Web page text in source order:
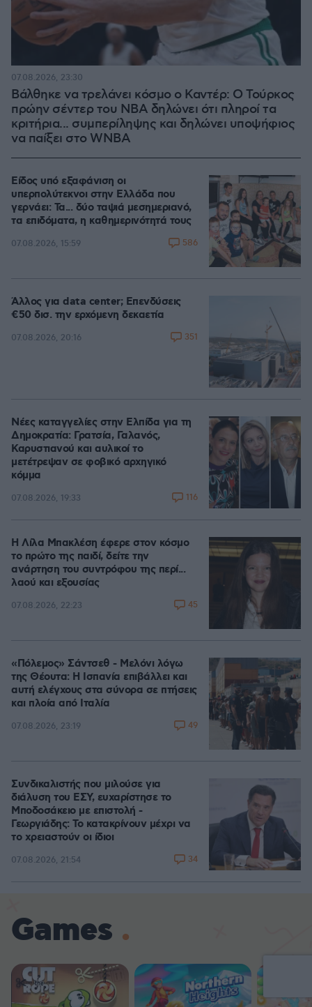
Βάλθηκε να τρελάνει κόσμο ο Καντέρ: Ο Τούρκος
πρώην σέντερ του NBA δηλώνει ότι πληροί τα
κριτήρια... συμπερίληψης και δηλώνει υποψήφιος
να παίξει στο WNBA
07.08.2026, 23:30
Είδος υπό εξαφάνιση οι
υπερπολύτεκνοι στην Ελλάδα που
γερνάει: Τα... δύο ταψιά μεσημεριανό,
τα επιδόματα, η καθημερινότητά τους
07.08.2026, 15:59 586
Άλλος για data center; Επενδύσεις
€50 δισ. την ερχόμενη δεκαετία
07.08.2026, 20:16 351
Νέες καταγγελίες στην Ελπίδα για τη
Δημοκρατία: Γρατσία, Γαλανός,
Καρυστιανού και αυλικοί το
μετέτρεψαν σε φοβικό αρχηγικό
κόμμα
07.08.2026, 19:33 116
Η Λίλα Μπακλέση έφερε στον κόσμο
το πρώτο της παιδί, δείτε την
ανάρτηση του συντρόφου της περί...
λαού και εξουσίας
07.08.2026, 22:23 45
«Πόλεμος» Σάντσεθ - Μελόνι λόγω
της Θέουτα: Η Ισπανία επιβάλλει και
αυτή ελέγχους στα σύνορα σε πτήσεις
και πλοία από Ιταλία
07.08.2026, 23:19 49
Συνδικαλιστής που μιλούσε για
διάλυση του ΕΣΥ, ευχαρίστησε το
Μποδοσάκειο με επιστολή -
Γεωργιάδης: Το κατακρίνουν μέχρι να
το χρειαστούν οι ίδιοι
07.08.2026, 21:54 34
Games